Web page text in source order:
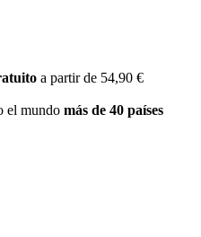
a partir de 54,90 €
el mundo más de 40 países